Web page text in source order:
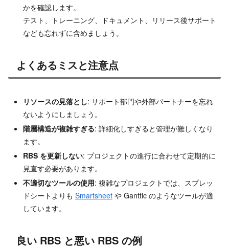
かを確認します。
テスト、トレーニング、ドキュメント、リリース後サポート
なども忘れずに含めましょう。
よくあるミスと注意点
リソースの見落とし: サポート部門や外部パートナーを忘れ
ないようにしましょう。
階層構造が複雑すぎる: 詳細化しすぎると管理が難しくなり
ます。
RBS を更新しない: プロジェクトの進行に合わせて定期的に
見直す必要があります。
不適切なツールの使用: 複雑なプロジェクトでは、スプレッ
ドシートよりも Smartsheetや Ganttic のようなツールが適
しています。
良い RBS と悪い RBS の例